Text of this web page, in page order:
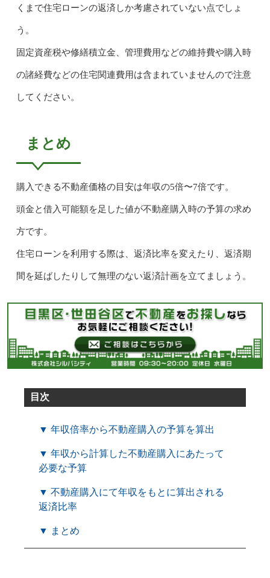
くまで住宅ローンの返済しか考慮されていない点でしょ
う。
固定資産税や修繕積立金、管理費用などの維持費や購入時
の諸経費などの住宅関連費用は含まれていませんので注意
してください。
まとめ
購入できる不動産価格の目安は年収の5倍〜7倍です。
頭金と借入可能額を足した値が不動産購入時の予算の求め
方です。
住宅ローンを利用する際は、返済比率を変えたり、返済期
間を延ばしたりして無理のない返済計画を立てましょう。
目次
▼ 年収倍率から不動産購入の予算を算出
▼ 年収から計算した不動産購入にあたって
必要な予算
▼ 不動産購入にて年収をもとに算出される
返済比率
▼ まとめ